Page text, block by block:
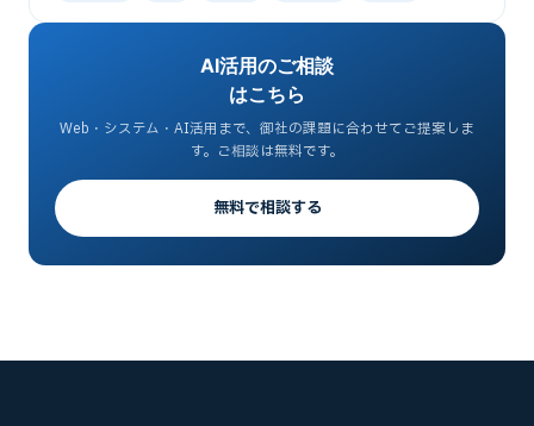
AI活用のご相談
はこちら
Web・システム・AI活用まで、御社の課題に合わせてご提案しま
す。ご相談は無料です。
無料で相談する